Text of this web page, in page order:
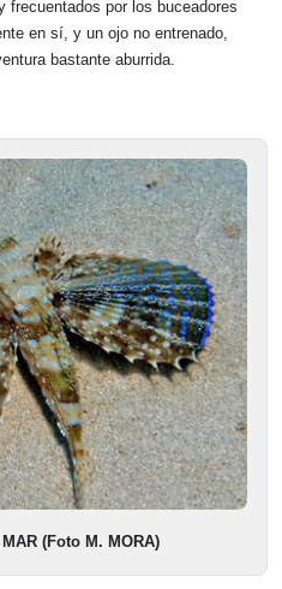
frecuentados por los buceadores
en sí, y un ojo no entrenado,
bastante aburrida.
(Foto M. MORA)